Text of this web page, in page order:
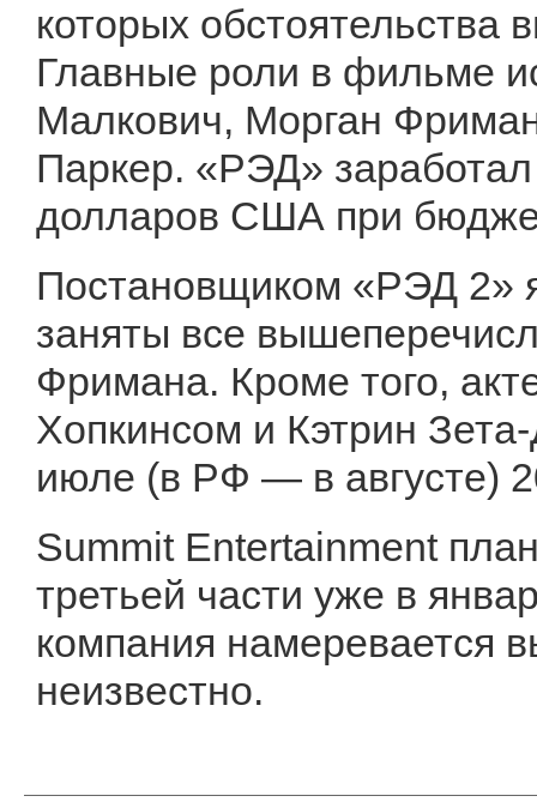
которых обстоятельства
Главные роли в фильме
Малкович, Морган
Паркер. «РЭД»
долларов США при
Постановщиком «РЭД 2»
заняты все
Фримана. Кроме того,
Хопкинсом и Кэтрин
июле (в РФ — в августе)
Summit Entertainment
третьей части уже в
компания намеревается
неизвестно.